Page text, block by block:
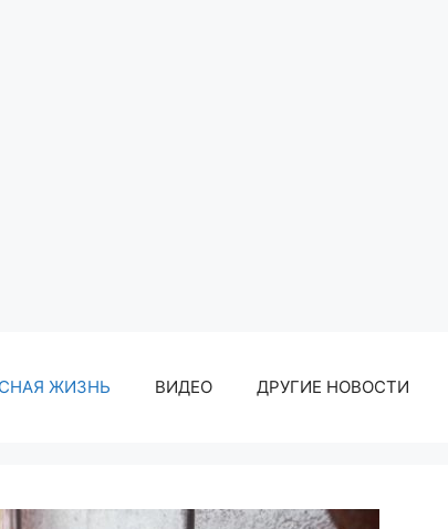
ЖИЗНЬ ВИДЕО ДРУГИЕ НОВОСТИ